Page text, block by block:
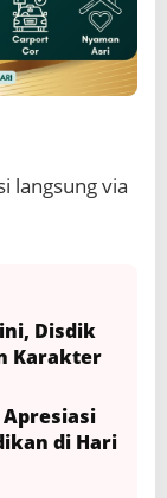
langsung via
Disdik
Karakter
Apresiasi
di Hari